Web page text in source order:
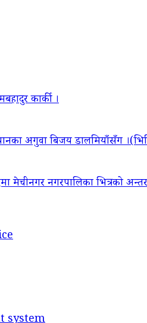
कार्की ।
अगुवा बिजय डालमियाँसँग
नगरपालिका भित्रको